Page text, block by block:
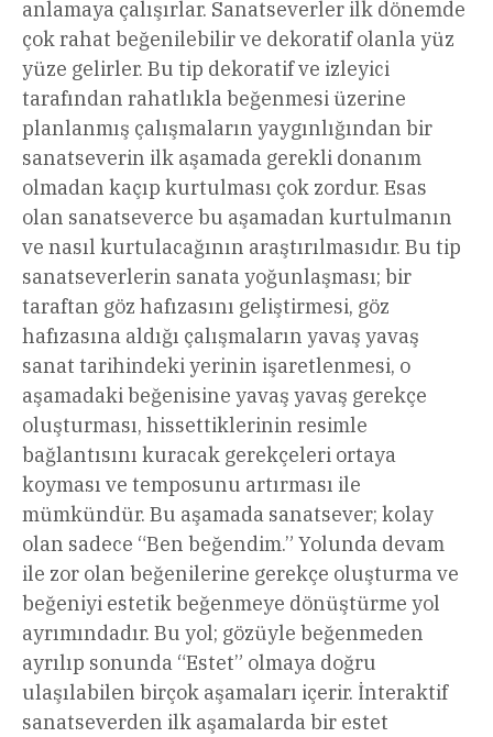
anlamaya çalışırlar. Sanatseverler ilk dönemde
çok rahat beğenilebilir ve dekoratif olanla yüz
yüze gelirler. Bu tip dekoratif ve izleyici
tarafından rahatlıkla beğenmesi üzerine
planlanmış çalışmaların yaygınlığından bir
sanatseverin ilk aşamada gerekli donanım
olmadan kaçıp kurtulması çok zordur. Esas
olan sanatseverce bu aşamadan kurtulmanın
ve nasıl kurtulacağının araştırılmasıdır. Bu tip
sanatseverlerin sanata yoğunlaşması; bir
taraftan göz hafızasını geliştirmesi, göz
hafızasına aldığı çalışmaların yavaş yavaş
sanat tarihindeki yerinin işaretlenmesi, o
aşamadaki beğenisine yavaş yavaş gerekçe
oluşturması, hissettiklerinin resimle
bağlantısını kuracak gerekçeleri ortaya
koyması ve temposunu artırması ile
mümkündür. Bu aşamada sanatsever; kolay
olan sadece “Ben beğendim.” Yolunda devam
ile zor olan beğenilerine gerekçe oluşturma ve
beğeniyi estetik beğenmeye dönüştürme yol
ayrımındadır. Bu yol; gözüyle beğenmeden
ayrılıp sonunda “Estet” olmaya doğru
ulaşılabilen birçok aşamaları içerir. İnteraktif
sanatseverden ilk aşamalarda bir estet